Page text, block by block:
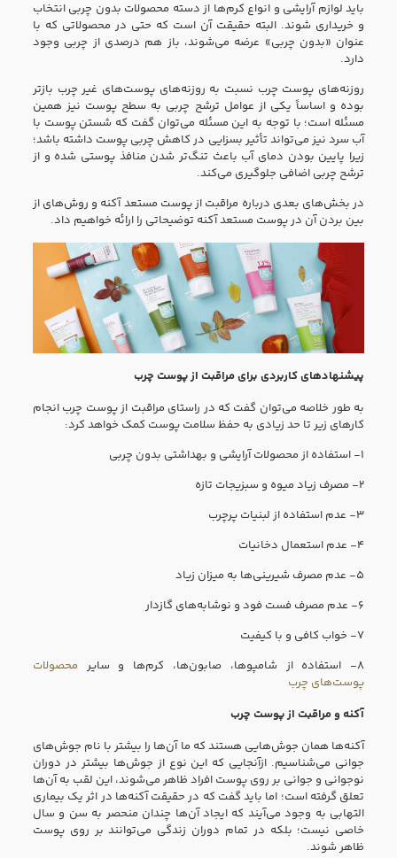
باید لوازم آرایشی و انواع کرم‌ها از دسته محصولات بدون چربی انتخاب
و خریداری شوند. البته حقیقت آن است که حتی در محصولاتی که با
عنوان «بدون چربی» عرضه می‌شوند، باز هم درصدی از چربی وجود
دارد.
روزنه‌های پوست چرب نسبت به روزنه‌های پوست‌های غیر چرب بازتر
بوده و اساساً یکی از عوامل ترشح چربی به سطح پوست نیز همین
مسئله است؛ با توجه به این مسئله می‌توان گفت که شستن پوست با
آب سرد نیز می‌تواند تأثیر بسزایی در کاهش چربی پوست داشته باشد؛
زیرا پایین بودن دمای آب باعث تنگ‌تر شدن منافذ پوستی شده و از
ترشح چربی اضافی جلوگیری می‌کند.
در بخش‌های بعدی درباره مراقبت از پوست مستعد آکنه و روش‌های از
بین بردن آن در پوست مستعد آکنه توضیحاتی را ارائه خواهیم داد.
پیشنهادهای کاربردی برای مراقبت از پوست چرب
به طور خلاصه می‌توان گفت که در راستای مراقبت از پوست چرب انجام
کارهای زیر تا حد زیادی به حفظ سلامت پوست کمک خواهد کرد:
۱- استفاده از محصولات آرایشی و بهداشتی بدون چربی
۲- مصرف زیاد میوه و سبزیجات تازه
۳- عدم استفاده از لبنیات پرچرب
۴- عدم استعمال دخانیات
۵- عدم مصرف شیرینی‌ها به میزان زیاد
۶- عدم مصرف فست فود و نوشابه‌های گازدار
۷- خواب کافی و با کیفیت
۸- استفاده از شامپوها، صابون‌ها، کرم‌ها و سایر
محصولات
پوست‌های چرب
آکنه و مراقبت از پوست چرب
آکنه‌ها همان جوش‌هایی هستند که ما آن‌ها را بیشتر با نام جوش‌های
جوانی می‌شناسیم. ازآنجایی که این نوع از جوش‌ها بیشتر در دوران
نوجوانی و جوانی بر روی پوست افراد ظاهر می‌شوند، این لقب به آن‌ها
تعلق گرفته است؛ اما باید گفت که در حقیقت آکنه‌ها در اثر یک بیماری
التهابی به وجود می‌آیند که ایجاد آن‌ها چندان منحصر به سن و سال
خاصی نیست؛ بلکه در تمام دوران زندگی می‌توانند بر روی پوست
ظاهر شوند.